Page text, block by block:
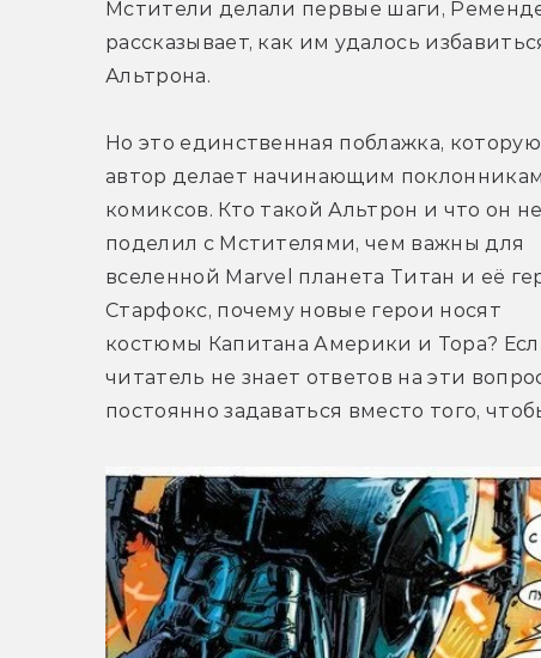
Мстители делали первые шаги,
рассказывает, как им удалось
Альтрона.
Но это единственная поблажка, которую
автор делает начинающим поклонникам
комиксов. Кто такой Альтрон и что он не
поделил с Мстителями, чем важны для
вселенной Marvel планета Титан и её
Старфокс, почему новые герои носят
костюмы Капитана Америки и Тора?
читатель не знает ответов на эти
постоянно задаваться вместо того,